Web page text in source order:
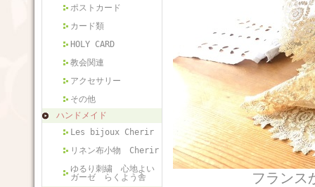
ポストカード
カード類
HOLY CARD
教会関連
アクセサリー
その他
ハンドメイド
Les bijoux Cherir
リネン布小物 Cherir
ゆるり刺繍 心地よい
ガーゼ らくよう舎
フランスから届